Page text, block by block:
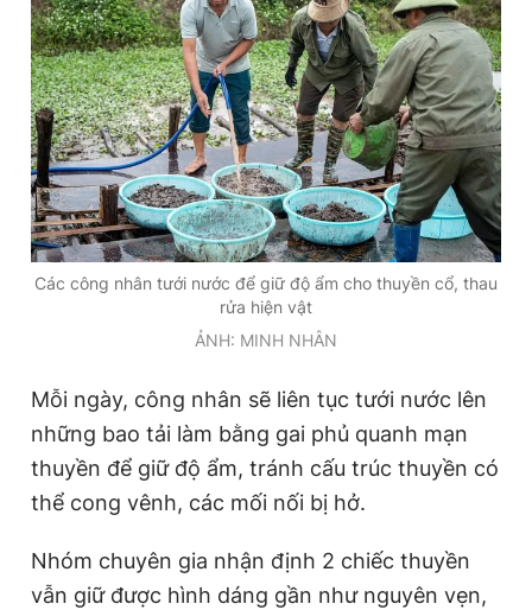
Các công nhân tưới nước để giữ độ ẩm cho thuyền cổ, thau
rửa hiện vật
ẢNH: MINH NHÂN
Mỗi ngày, công nhân sẽ liên tục tưới nước lên
những bao tải làm bằng gai phủ quanh mạn
thuyền để giữ độ ẩm, tránh cấu trúc thuyền có
thể cong vênh, các mối nối bị hở.
Nhóm chuyên gia nhận định 2 chiếc thuyền
vẫn giữ được hình dáng gần như nguyên vẹn,